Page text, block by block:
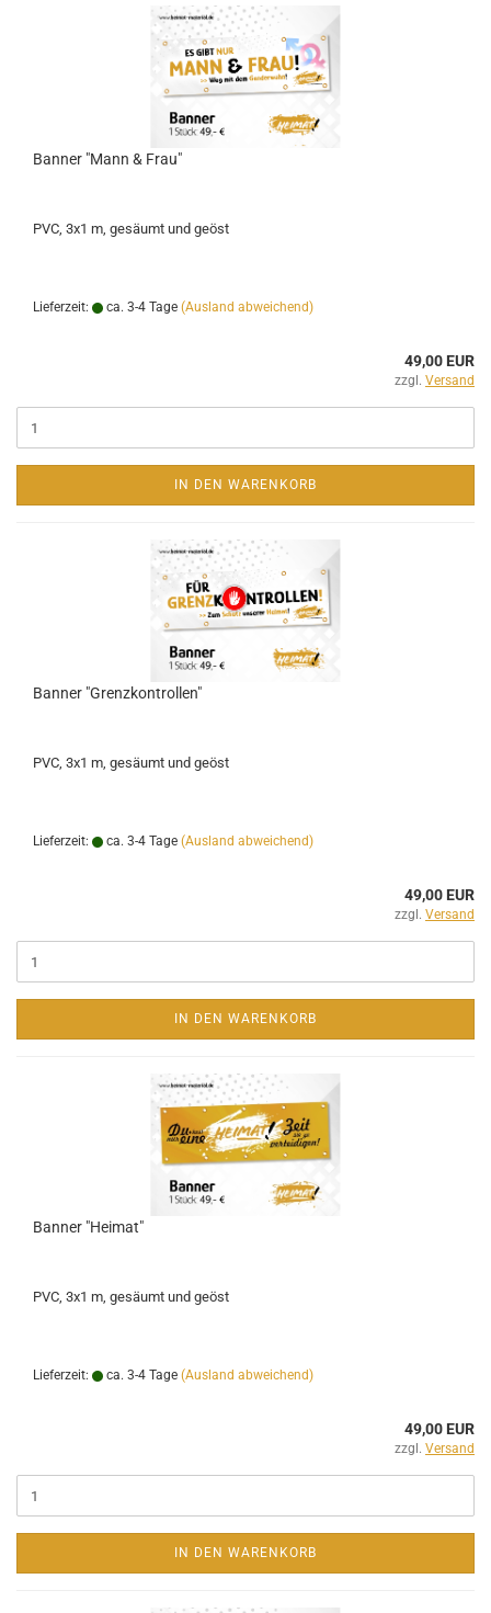
Banner "Mann & Frau"
PVC, 3x1 m, gesäumt und geöst
Lieferzeit: ca. 3-4 Tage (Ausland abweichend)
49,00 EUR
zzgl. Versand
IN DEN WARENKORB
Banner "Grenzkontrollen"
PVC, 3x1 m, gesäumt und geöst
Lieferzeit: ca. 3-4 Tage (Ausland abweichend)
49,00 EUR
zzgl. Versand
IN DEN WARENKORB
Banner "Heimat"
PVC, 3x1 m, gesäumt und geöst
Lieferzeit: ca. 3-4 Tage (Ausland abweichend)
49,00 EUR
zzgl. Versand
IN DEN WARENKORB